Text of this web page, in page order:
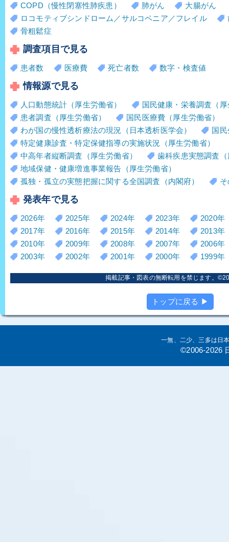
COPD（慢性閉塞性肺疾患）
肺がん
大腸がん
ロコモティブシンドローム／サルコペニア／フレイル
骨粗鬆症
調査項目で見る
患者数 医療費 死亡者数 数字・検査値
情報源で見る
人口動態統計（厚生労働省）
国民健康・栄養調査（
患者調査（厚生労働省）
国民医療費（厚生労働省）
わが国の慢性透析療法の現況（日本透析医学会）
国
特定健康診査・特定保健指導の実施状況（厚生労働省）
中高年者縦断調査（厚生労働省）
歯科疾患実態調査
地域保健・健康増進事業報告（厚生労働省）
孤独・孤立の実態把握に関する全国調査（内閣府）
発表年で見る
2026年 2025年 2024年 2023年
2020年
2017年
2016年 2015年 2014年
2013年
2010年
2009年 2008年 2007年
2006年
2003年
2002年 2001年 2000年 1999年
掲載記事・図表の無断転用を禁じます。
トップに戻る ▶
一無、二少、三多は日
©2006-2026